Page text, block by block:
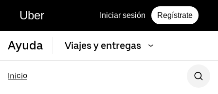
Uber Iniciar sesión Regístrate
Ayuda Viajes y entregas
Inicio